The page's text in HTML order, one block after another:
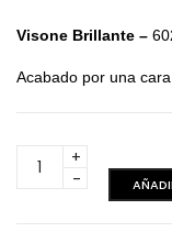
Visone Brillante –
Acabado por una cara
UHG